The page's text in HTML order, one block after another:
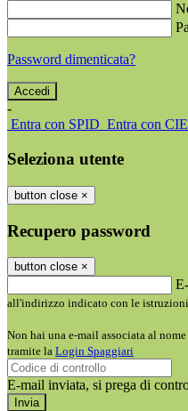
Password dimenticata?
-
Entra con SPID Entra con CIE
Seleziona utente
button close ×
Recupero password
button close ×
all'indirizzo indicato con le istruzioni
Non hai una e-mail associata al
tramite la Login Spaggiari
E-mail inviata, si prega di